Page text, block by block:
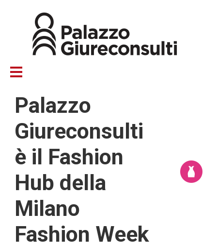
contenuto
principale
Palazzo
Giureconsulti
è il Fashion
Hub della
Milano
Fashion Week